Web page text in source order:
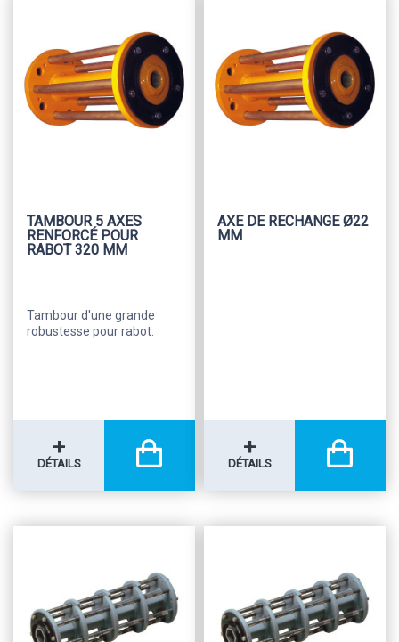
TAMBOUR 5 AXES
RENFORCÉ POUR
RABOT 320 MM
Tambour d'une grande
robustesse pour rabot.
+
DÉTAILS
AXE DE RECHANGE Ø22
MM
+
DÉTAILS